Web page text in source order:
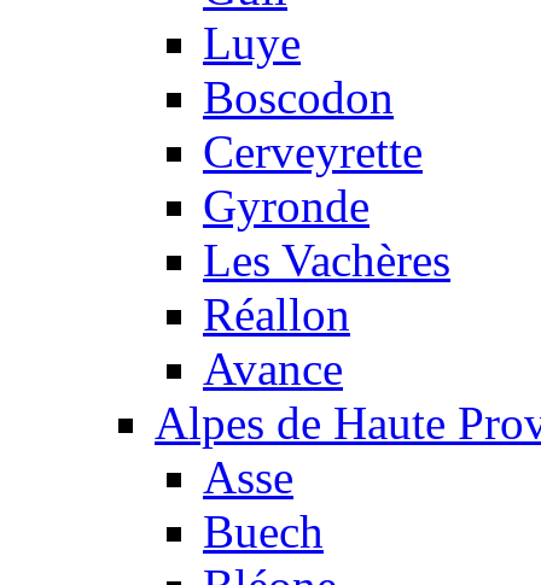
Luye
Boscodon
Cerveyrette
Gyronde
Les Vachères
Réallon
Avance
Alpes de Haute
Asse
Buech